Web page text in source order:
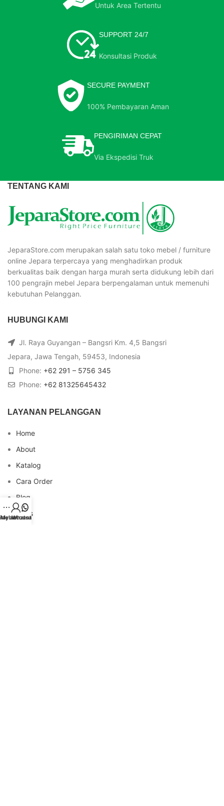
Untuk Area Tertentu
SUPPORT 24/7
Konsultasi Produk
SECURE PAYMENT
100% Pembayaran Aman
PENGIRIMAN CEPAT
Via Ekspedisi Truk
TENTANG KAMI
JeparaStore.com merupakan salah satu toko mebel / furniture
online Jepara terpercaya yang menghadirkan produk
berkualitas baik dengan harga murah serta didukung lebih dari
100 pengrajin mebel Jepara berpengalaman untuk memenuhi
kebutuhan Pelanggan.
HUBUNGI KAMI
Jl. Raya Guyangan – Bangsri Km. 4,5 Bangsri
Jepara, Jawa Tengah, 59453, Indonesia
Phone: +62 291 – 5756 345
Phone: +62 81325645432
LAYANAN PELANGGAN
Home
About
Katalog
Cara Order
Blog
FAQs
My account
Whatsapp